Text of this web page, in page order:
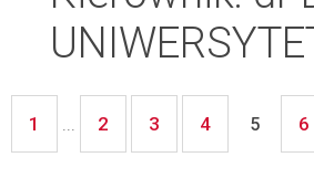
1 ... 2 3 4 5 6